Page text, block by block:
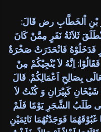
بْنِ اْلخَطَّابِ رض قَالَ:
ثَلاَثَةُ نَفَرٍ مِمَّنْ كَانَ
فَدَخَلُوْهُ فَانْحَدَرَتْ صَخْرَةٌ
اِنَّهُ لاَ يُنْجِيْكُمْ مِنْ
بِصَالِحِ اَعْمَالِكُمْ. قَالَ
كَبِيْرَانِ وَ كُنْتُ لاَ
بِى طَلَبُ الشَّجَرِ يَوْمًا فَلَمْ
فَوَجَدْتُهُمَا نَائِمَيْنِ